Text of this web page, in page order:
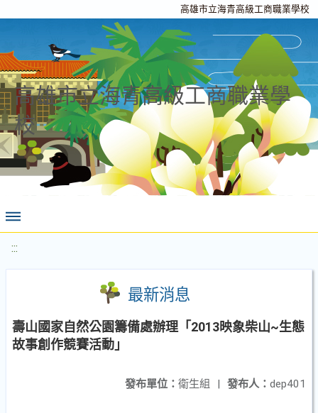
高雄市立海青高級工商職業學校
高雄市立海青高級工商職業學
校
:::
最新消息
壽山國家自然公園籌備處辦理「2013映象柴山~生態
故事創作競賽活動」
發布人： dep401
發布單位： 衛生組 |